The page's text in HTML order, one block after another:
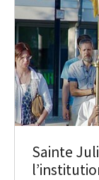
Sainte